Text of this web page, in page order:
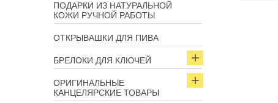
ПОДАРКИ ИЗ НАТУРАЛЬНОЙ
КОЖИ РУЧНОЙ РАБОТЫ
ОТКРЫВАШКИ ДЛЯ ПИВА
БРЕЛОКИ ДЛЯ КЛЮЧЕЙ
ОРИГИНАЛЬНЫЕ
КАНЦЕЛЯРСКИЕ ТОВАРЫ